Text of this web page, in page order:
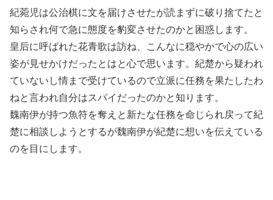
紀菀児は公治棋に文を届けさせたが読まずに破り捨てたと
知らされ何で急に態度を豹変させたのかと困惑します。
皇后に呼ばれた花青歌は訪ね、こんなに穏やかで心の広い
姿が見せかけだったとはと心で思います。紀楚から疑われ
ていないし情まで受けているので立派に任務を果たしたわ
ねと言われ自分はスパイだったのかと知ります。
魏南伊が持つ魚符を奪えと新たな任務を命じられ戻って紀
楚に相談しようとするが魏南伊が紀楚に想いを伝えている
のを目にします。